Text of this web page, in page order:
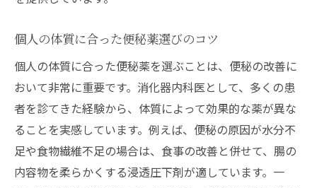
個人の体質に合った便秘薬選びのコツ
個人の体質に合った便秘薬を選ぶことは、便秘の改善に
おいて非常に重要です。消化器内科医として、多くの患
者を診てきた経験から、体質によって効果的な薬が異な
ることを実感しています。例えば、便秘の原因が水分不
足や食物繊維不足の場合は、食事の改善と併せて、腸の
内容物を柔らかくする浸透圧下剤が適しています。一